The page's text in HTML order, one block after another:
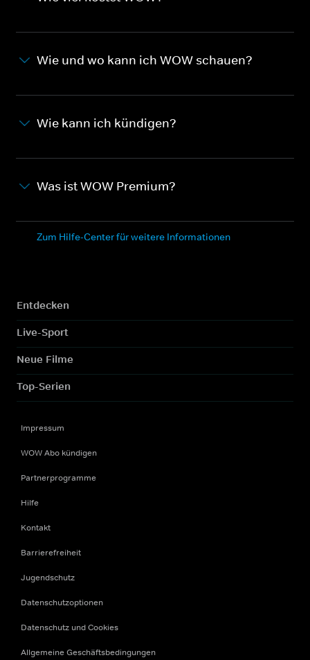
Wie und wo kann ich WOW schauen?
Wie kann ich kündigen?
Was ist WOW Premium?
Zum Hilfe-Center für weitere Informationen
Entdecken
Live-Sport
Neue Filme
Top-Serien
Impressum
WOW Abo kündigen
Partnerprogramme
Hilfe
Kontakt
Barrierefreiheit
Jugendschutz
Datenschutzoptionen
Datenschutz und Cookies
Allgemeine Geschäftsbedingungen